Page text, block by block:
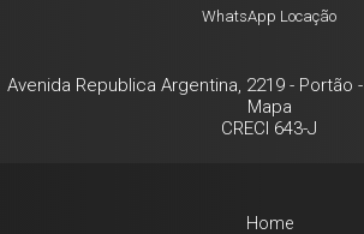
WhatsApp Locação
Avenida Republica Argentina, 2219- Portão -
Mapa
CRECI 643-J
Home